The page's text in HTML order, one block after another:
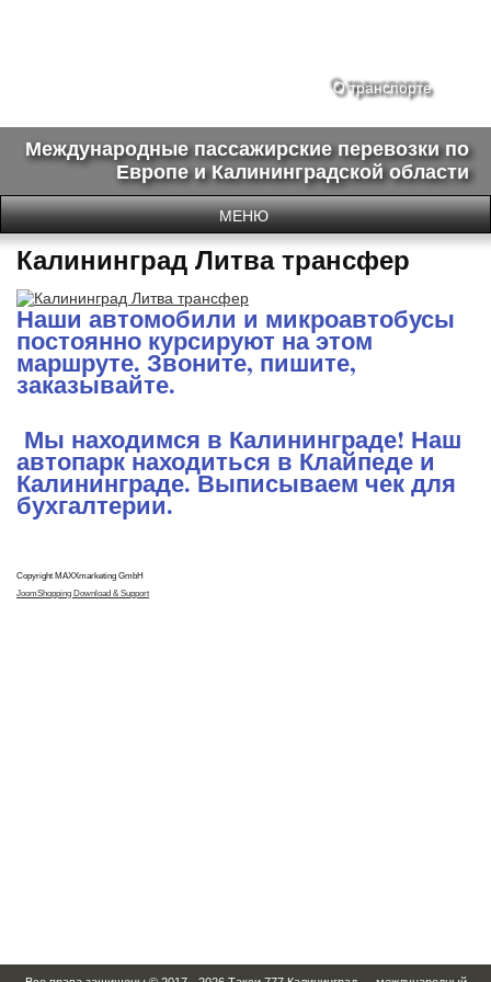
О транспорте
Международные пассажирские перевозки по
Европе и Калининградской области
МЕНЮ
Калининград Литва трансфер
Наши автомобили и микроавтобусы
постоянно курсируют на этом
маршруте. Звоните, пишите,
заказывайте.
Мы находимся в Калининграде! Наш
автопарк находиться в Клайпеде и
Калининграде. Выписываем чек для
бухгалтерии.
Copyright MAXXmarketing GmbH
JoomShopping Download & Support